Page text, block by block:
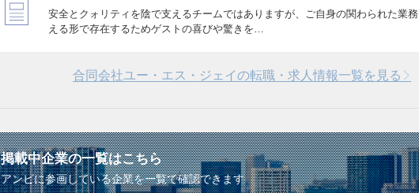
安全とクォリティを陰で支えるチームではありますが、ご自身の関わられた業
える形で存在するためゲストの喜びや驚きを…
合同会社ユー・エス・ジェイの転職・求人情報一覧を見る
掲載中企業の一覧はこちら
アンビに参画している企業を一覧で確認できます